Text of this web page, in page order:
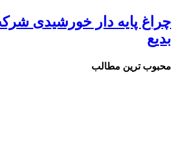
پایه دار خورشیدی
ترین مطالب